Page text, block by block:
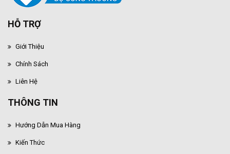
HỖ TRỢ
Giới Thiệu
Chính Sách
Liên Hệ
THÔNG TIN
Hướng Dẫn Mua Hàng
Kiến Thức